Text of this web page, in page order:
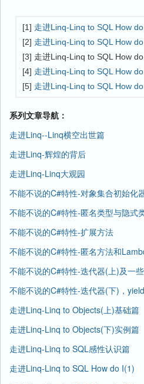
[1] 走进Linq-Linq to SQL How
[2] 走进Linq-Linq to SQL How
[3] 走进Linq-Linq to SQL How
[4] 走进Linq-Linq to SQL How
[5] 走进Linq-Linq to SQL How
系列文章导航：
走进Linq--Linq横空出世篇
走进Linq-辉煌的背后
走进Linq-Linq大观园
不能不说的C#特性-对象集合初始化
不能不说的C#特性-匿名类型与隐式
不能不说的C#特性-扩展方法
不能不说的C#特性-匿名方法和
不能不说的C#特性-迭代器(上)及一
不能不说的C#特性-迭代器(下)，
走进Linq-Linq to Objects(上)基础篇
走进Linq-Linq to Objects(下)实例篇
走进Linq-Linq to SQL感性认识篇
走进Linq-Linq to SQL How do I(1)